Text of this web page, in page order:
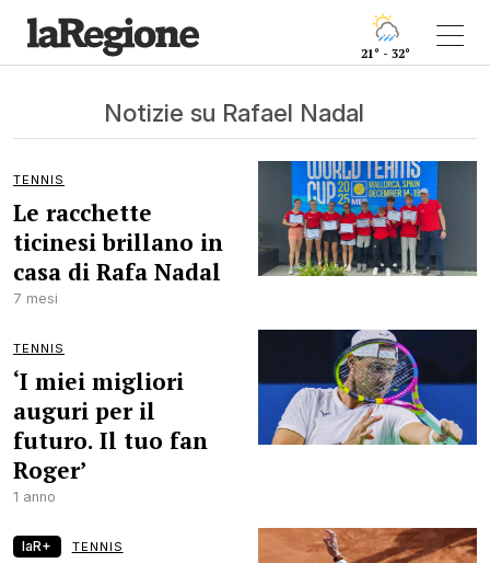
21° - 32°
Notizie su Rafael Nadal
TENNIS
Le racchette
ticinesi brillano in
casa di Rafa Nadal
7 mesi
TENNIS
‘I miei migliori
auguri per il
futuro. Il tuo fan
Roger’
1 anno
laR+ TENNIS